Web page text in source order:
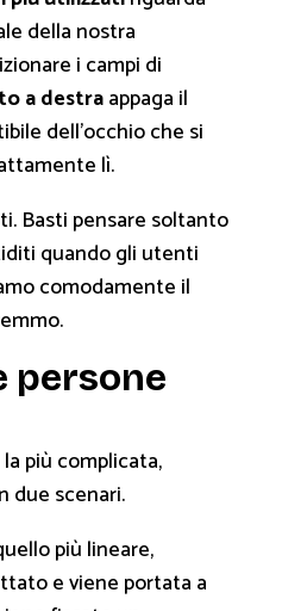
della nostra
i campi di
a destraappaga il
dell’occhio che si
lì.
Basti pensare soltanto
quando gli utenti
comodamente il
persone
più complicata,
due scenari.
più lineare,
e viene portata a